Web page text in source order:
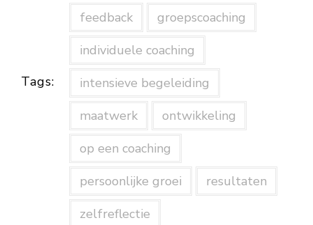
Tags:
feedback
groepscoaching
individuele coaching
intensieve begeleiding
maatwerk
ontwikkeling
op een coaching
persoonlijke groei
resultaten
zelfreflectie